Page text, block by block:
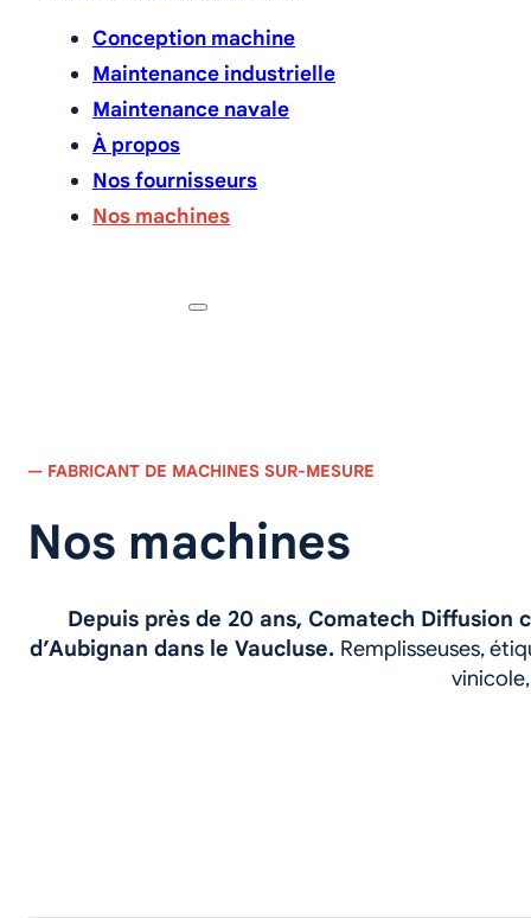
Conception machine
Maintenance industrielle
Maintenance navale
À propos
Nos fournisseurs
Nos machines
— FABRICANT DE MACHINES SUR-MESURE
Nos machines
Depuis près de 20 ans, Comatech
d’Aubignan dans le Vaucluse. Remplisseuses,